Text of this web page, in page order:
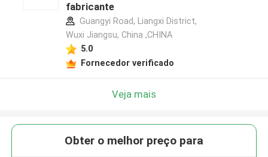
fabricante
Guangyi Road, Liangxi District,
Wuxi Jiangsu, China ,CHINA
5.0
Fornecedor verificado
Veja mais
Obter o melhor preço para